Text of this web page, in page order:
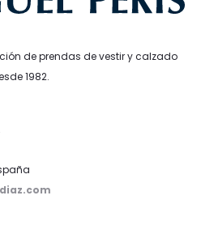
de prendas de vestir y calzado
1982.